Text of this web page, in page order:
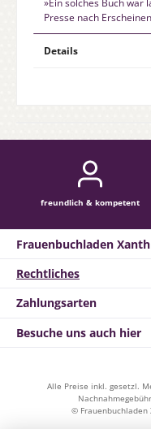
»Ein solches Buch war
Presse nach
Details
freundlich & kompetent
Rechtliches
Zahlungsarten
Besuche uns auch hier
Frauenbuchladen
Alle Preise inkl. gesetzl.
© Frauenbuchladen